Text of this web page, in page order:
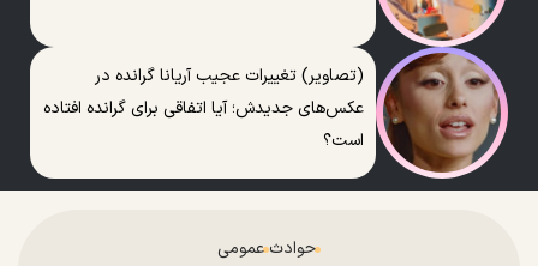
(تصاویر) تغییرات عجیب آریانا گرانده در
عکس‌های جدیدش؛ آیا اتفاقی برای گرانده افتاده
است؟
حوادث عمومی